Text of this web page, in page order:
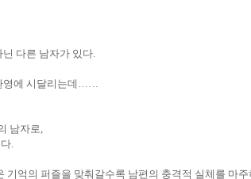
다른 남자가 있다.
에 시달리는데 ……
남자로,
.
기억의 퍼즐을 맞춰갈수록 남편의 충격적 실체를 마